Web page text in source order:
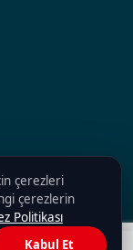
Profil A.Ş. |
çerezleri
çerezlerin
Politikası
Kabul Et